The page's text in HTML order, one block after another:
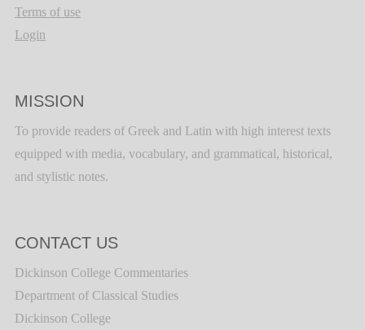
Terms of use
Login
MISSION
To provide readers of Greek and Latin with high interest texts
equipped with media, vocabulary, and grammatical, historical,
and stylistic notes.
CONTACT US
Dickinson College Commentaries
Department of Classical Studies
Dickinson College